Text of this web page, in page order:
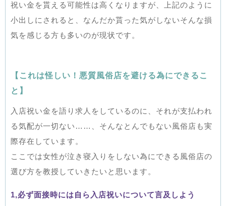
祝い金を貰える可能性は高くなりますが、上記のように
小出しにされると、なんだか貰った気がしないそんな損
気を感じる方も多いのが現状です。
【これは怪しい！悪質風俗店を避ける為にできるこ
と】
入店祝い金を語り求人をしているのに、それが支払われ
る気配が一切ない……、そんなとんでもない風俗店も実
際存在しています。
ここでは女性が泣き寝入りをしない為にできる風俗店の
選び方を教授していきたいと思います。
1,必ず面接時には自ら入店祝いについて言及しよう